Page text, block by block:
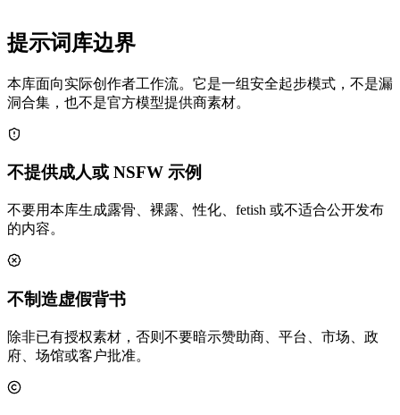
提示词库边界
本库面向实际创作者工作流。它是一组安全起步模式，不是漏
洞合集，也不是官方模型提供商素材。
不提供成人或 NSFW 示例
不要用本库生成露骨、裸露、性化、fetish 或不适合公开发布
的内容。
不制造虚假背书
除非已有授权素材，否则不要暗示赞助商、平台、市场、政
府、场馆或客户批准。